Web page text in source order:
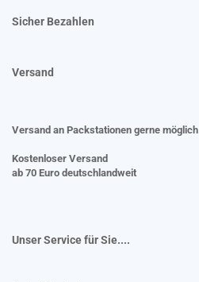
Sicher Bezahlen
Versand
Versand an Packstationen gerne möglich
Kostenloser Versand
ab 70 Euro deutschlandweit
Unser Service für Sie....